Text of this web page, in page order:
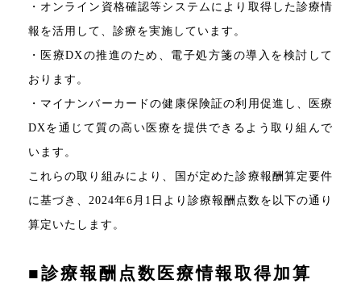
・オンライン資格確認等システムにより取得した診療情
報を活用して、診療を実施しています。
・医療DXの推進のため、電子処方箋の導入を検討して
おります。
・マイナンバーカードの健康保険証の利用促進し、医療
DXを通じて質の高い医療を提供できるよう取り組んで
います。
これらの取り組みにより、国が定めた診療報酬算定要件
に基づき、2024年6月1日より診療報酬点数を以下の通り
算定いたします。
■診療報酬点数医療情報取得加算